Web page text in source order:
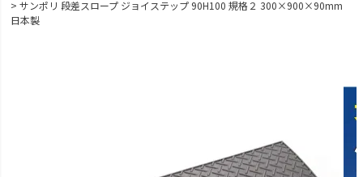
サンポリ 段差スロープ ジョイステップ 90H100 規格２ 300×900×90mm
日本製